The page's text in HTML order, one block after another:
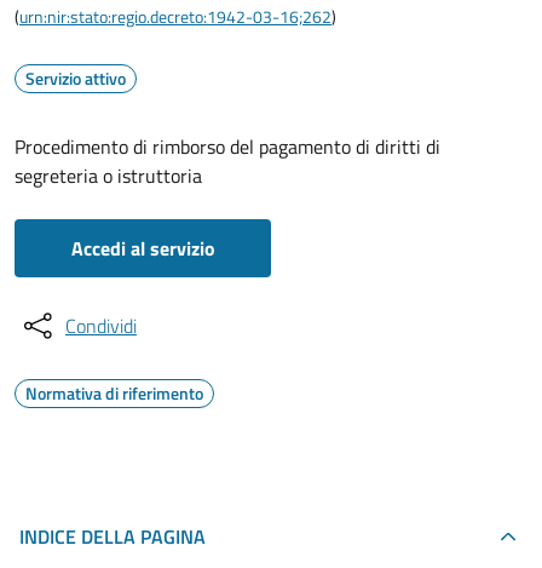
(urn:nir:stato:regio.decreto:1942-03-16;262)
Servizio attivo
Procedimento di rimborso del pagamento di diritti di
segreteria o istruttoria
Accedi al servizio
Condividi
Normativa di riferimento
INDICE DELLA PAGINA